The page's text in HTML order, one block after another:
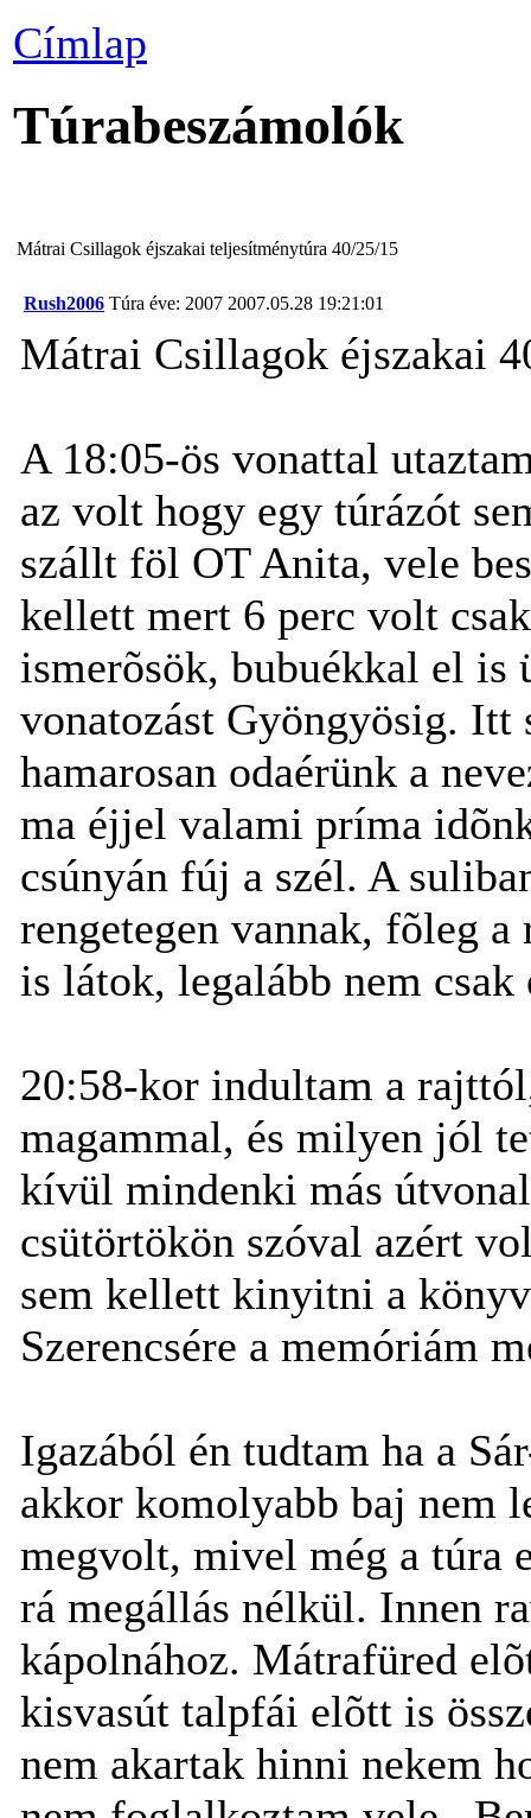
Címlap
Túrabeszámolók
Mátrai Csillagok éjszakai teljesítménytúra 40/25/15
Rush2006 Túra éve: 2007 2007.05.28 19:21:01
Mátrai Csillagok éjszakai
A 18:05-ös vonattal
az volt hogy egy túrázót
szállt föl OT Anita, vele
kellett mert 6 perc volt
ismerõsök, bubuékkal el is
vonatozást Gyöngyösig.
hamarosan odaérünk a
ma éjjel valami príma
csúnyán fúj a szél. A
rengetegen vannak, fõleg
is látok, legalább nem
20:58-kor indultam a
magammal, és milyen jól
kívül mindenki más
csütörtökön szóval azért
sem kellett kinyitni a
Szerencsére a memóriám
Igazából én tudtam ha a
akkor komolyabb baj nem
megvolt, mivel még a túra
rá megállás nélkül. Innen
kápolnához. Mátrafüred
kisvasút talpfái elõtt is
nem akartak hinni nekem